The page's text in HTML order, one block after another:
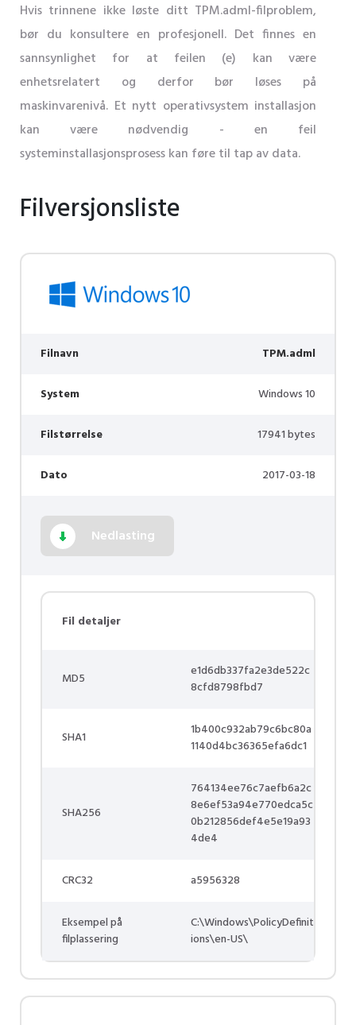
Hvis trinnene ikke løste ditt TPM.adml-filproblem,
bør du konsultere en profesjonell. Det finnes en
sannsynlighet for at feilen (e) kan være
enhetsrelatert og derfor bør løses på
maskinvarenivå. Et nytt operativsystem installasjon
kan være nødvendig - en feil
systeminstallasjonsprosess kan føre til tap av data.
Filversjonsliste
Filnavn TPM.adml
System Windows 10
Filstørrelse 17941 bytes
Dato 2017-03-18
Nedlasting
Fil detaljer
MD5
e1d6db337fa2e3de522c
8cfd8798fbd7
SHA1
1b400c932ab79c6bc80a
1140d4bc36365efa6dc1
SHA256
764134ee76c7aefb6a2c
8e6ef53a94e770edca5c
0b212856def4e5e19a93
4de4
CRC32 a5956328
Eksempel på
filplassering
C:\Windows\PolicyDefinit
ions\en-US\